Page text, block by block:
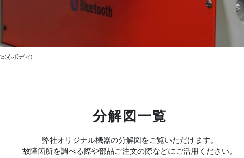
赤ボディ)
分解図一覧
弊社オリジナル機器の分解図をご覧いただけます。
故障箇所を調べる際や部品ご注文の際などにご活用ください。